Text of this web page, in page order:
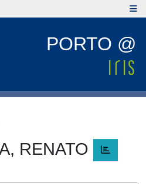
PORTO @
RENATO